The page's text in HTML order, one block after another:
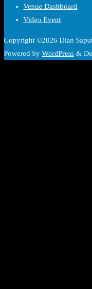
Venue Dashboard
Video Event
Copyright ©2026 Dian
Powered by WordPress &